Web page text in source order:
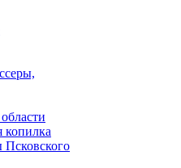
копилка
Псковского